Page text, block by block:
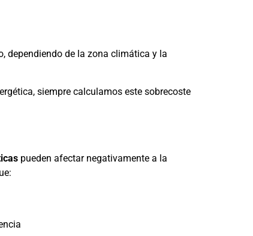
dependiendo de la zona climática y la
siempre calculamos este sobrecoste
pueden afectar negativamente a la